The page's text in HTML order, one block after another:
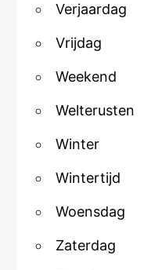
Verjaardag
Vrijdag
Weekend
Welterusten
Winter
Wintertijd
Woensdag
Zaterdag